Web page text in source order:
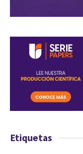
Etiquetas